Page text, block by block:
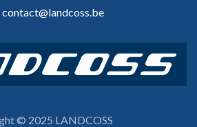
contact@landcoss.be
© 2025 LANDCOSS